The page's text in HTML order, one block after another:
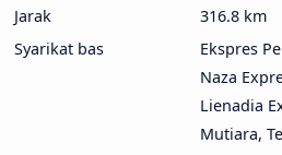
Jarak
316.8 km
Syarikat bas
Ekspres
Naza
Lienadia
Mutiara,